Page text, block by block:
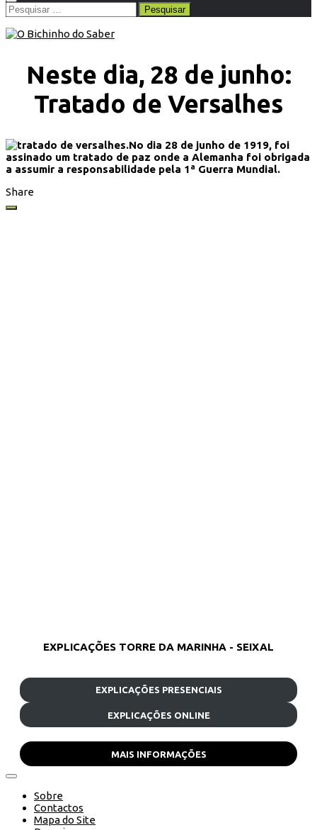
Pesquisar
por:
Neste dia, 28 de junho:
Tratado de Versalhes
No dia 28 de junho de 1919, foi
assinado um tratado de paz onde a Alemanha foi obrigada
a assumir a responsabilidade pela 1ª Guerra Mundial.
Share
EXPLICAÇÕES TORRE DA MARINHA - SEIXAL
EXPLICAÇÕES PRESENCIAIS
EXPLICAÇÕES ONLINE
MAIS INFORMAÇÕES
Sobre
Contactos
Mapa do Site